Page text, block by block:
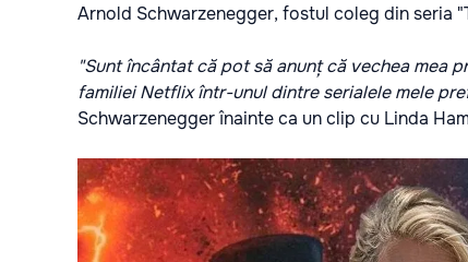
Arnold Schwarzenegger, fostul coleg din seria
"Sunt încântat că pot să anunț că vechea mea
familiei Netflix într-unul dintre serialele mele
Schwarzenegger înainte ca un clip cu Linda